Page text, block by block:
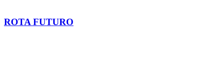
ROTA FUTURO